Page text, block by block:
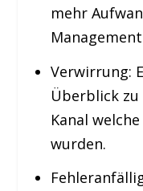
mehr
Verwirrung:
Überblick
Kanal
wurden.